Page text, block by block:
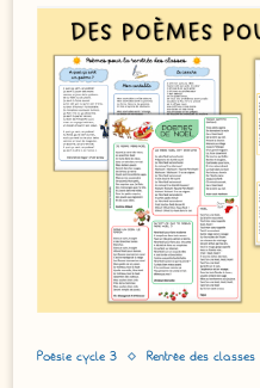
Poésie cycle 3 Rentrée des classes